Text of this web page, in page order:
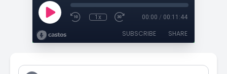
1x 00:00 / 00:11:44
SUBSCRIBE SHARE